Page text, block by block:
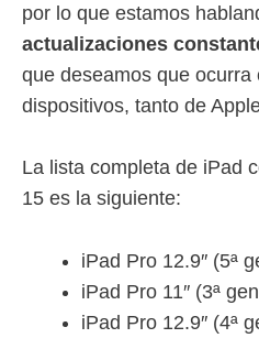
por lo que estamos
actualizaciones
que deseamos que ocurra
dispositivos, tanto de
La lista completa de iPad
15 es la siguiente:
iPad Pro 12.9″ (5ª
iPad Pro 11″ (3ª
iPad Pro 12.9″ (4ª